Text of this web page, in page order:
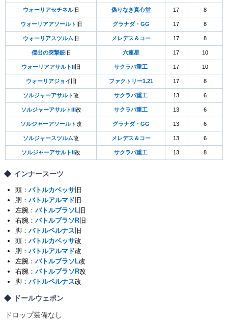
ウォーリアセチネル旧 偽りなき真心堂 17 8
ウォーリアアソールト 旧 グラナダ・GG 17 8
ウォーリアスツルム 旧 メレデス＆コー 17 8
傑出の突撃銃旧 六連星 17 10
ウォーリアアサルトII 旧 サクラバ重工 17 10
ウォーリアジョイ 旧 ファクトリー1.21 17 8
ソルジャーアサルト改 サクラバ重工 13 6
ソルジャーアサルトIII 改 サクラバ重工 13 6
ソルジャーアソールト改 グラナダ・GG 13 6
ソルジャースツルム改 メレデス＆コー 13 6
ソルジャーアサルトII 改 サクラバ重工 13 8
インナースーツ
頭： バトルカベッサ 旧
胴： バトルアルマド 旧
左腕： バトルブラソL 旧
右腕： バトルブラソR 旧
脚： バトルペルナス 旧
頭： バトルカベッサ改
胴： バトルアルマド改
左腕： バトルブラソL改
右腕： バトルブラソR改
脚： バトルペルナス改
ドールウェポン
ドロップ装備なし